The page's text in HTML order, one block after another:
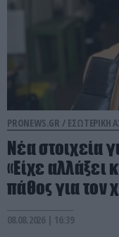
PRONEWS.GR / ΕΣΩΤΕΡΙΚΗ
Νέα στοιχεία
«Είχε αλλάξει
πάθος για τον
08.08.2026 | 16:39